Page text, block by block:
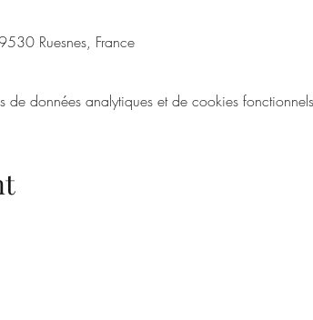
Ruesnes, France
données analytiques et de cookies